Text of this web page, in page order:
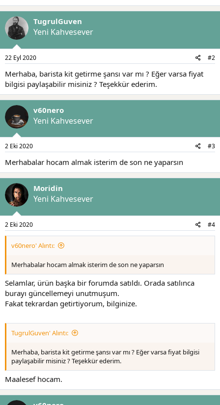
TugrulGuven
Yeni Kahvesever
22 Eyl 2020 #2
Merhaba, barista kit getirme şansı var mı ? Eğer varsa fiyat
bilgisi paylaşabilir misiniz ? Teşekkür ederim.
v60nero
Yeni Kahvesever
2 Eki 2020 #3
Merhabalar hocam almak isterim de son ne yaparsın
Moridin
Yeni Kahvesever
2 Eki 2020 #4
v60nero' Alıntı:
Merhabalar hocam almak isterim de son ne yaparsın
Selamlar, ürün başka bir forumda satıldı. Orada satılınca
burayı güncellemeyi unutmuşum.
Fakat tekrardan getirtiyorum, bilginize.
TugrulGuven' Alıntı:
Merhaba, barista kit getirme şansı var mı ? Eğer varsa fiyat bilgisi
paylaşabilir misiniz ? Teşekkür ederim.
Maalesef hocam.